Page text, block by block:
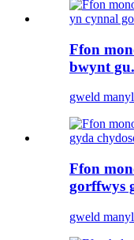
Ffon
bwynt
gweld
Ffon
gorffwys
gweld